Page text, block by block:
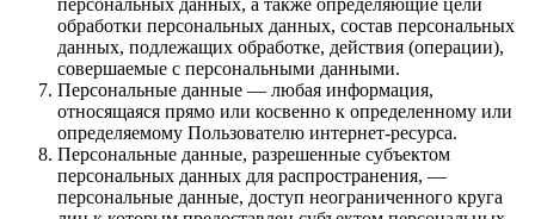
персональных данных, а также определяющие цели
обработки персональных данных, состав персональных
данных, подлежащих обработке, действия (операции),
совершаемые с персональными данными.
Персональные данные — любая информация,
относящаяся прямо или косвенно к определенному или
определяемому Пользователю интернет-ресурса.
Персональные данные, разрешенные субъектом
персональных данных для распространения, —
персональные данные, доступ неограниченного круга